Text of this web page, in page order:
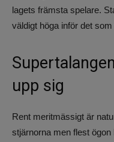
lagets främsta spelare.
väldigt höga inför det som
upp sig
Rent meritmässigt är
stjärnorna men flest